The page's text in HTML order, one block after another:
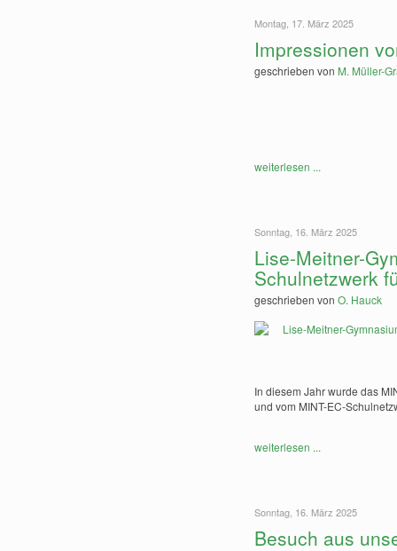
Montag, 17. März 2025
Impressionen
geschrieben von M. Müller-
weiterlesen ...
Sonntag, 16. März 2025
Lise-Meitner-
Schulnetzwerk
geschrieben von O. Hauck
In diesem Jahr wurde das
und vom MINT-EC-
weiterlesen ...
Sonntag, 16. März 2025
Besuch aus